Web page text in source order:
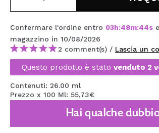
MAQUIFARMA
KOREA ZONE
TRAVEL SIZE
NATURE
SPECIALE
OUTLET
Confermare l'ordine entro 03h:48m:44s
magazzino in 10/08/2026
2 comment(s) / Lascia un
Questo prodotto è stato venduto 2
Contenuti: 26.00 ml
Prezzo x 100 Ml: 55,73€
Hai qualche